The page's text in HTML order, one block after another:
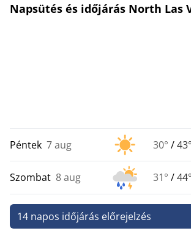
Napsütés és időjárás North Las
Péntek 7 aug 30° /43°
Szombat 8 aug 31° /44°
14 napos időjárás előrejelzés